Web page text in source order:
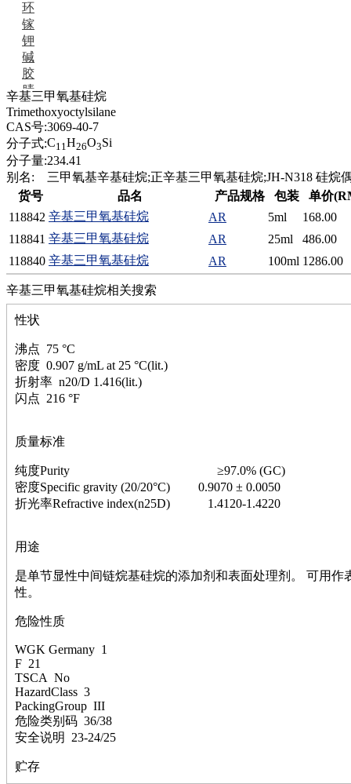
环
镓
钾
碱
胶
腈
精
肼
醌
蜡
锂
啉
磷
膦
硫
铝
氯
镁
锰
硅烷
林
醚
脒
钠
萘
脲
镍
宁
其它
铅
嗪
醛
炔
筛
砷
石
试纸
锶
松
酸
辛基三甲氧基硅烷
Trimethoxyoctylsilane
CAS号:3069-40-7
分子式:C11H26O3Si
分子量:234.41
别名:
三甲氧基辛基硅烷;正辛基三甲氧基硅烷;JH-N318 硅烷
货号
品名 产品规格 包装
单价
118842 辛基三甲氧基硅烷 AR 5ml
168.00
118841 辛基三甲氧基硅烷 AR 25ml
486.00
118840 辛基三甲氧基硅烷 AR 100ml 1286.00
性状
沸点 75 °C
密度 0.907 g/mL at 25 °C(lit.)
折射率 n20/D 1.416(lit.)
闪点 216 °F
质量标准
纯度Purity ≥97.0% (GC)
密度Specific gravity (20/20°C) 0.9070 ± 0.0050
折光率Refractive index(n25D) 1.4120-1.4220
用途
是单节显性中间链烷基硅烷的添加剂和表面处理剂。 可用
性。
危险性质
WGK Germany 1
F 21
TSCA No
HazardClass 3
PackingGroup III
危险类别码 36/38
安全说明 23-24/25
贮存
辛基三甲氧基硅烷相关搜索